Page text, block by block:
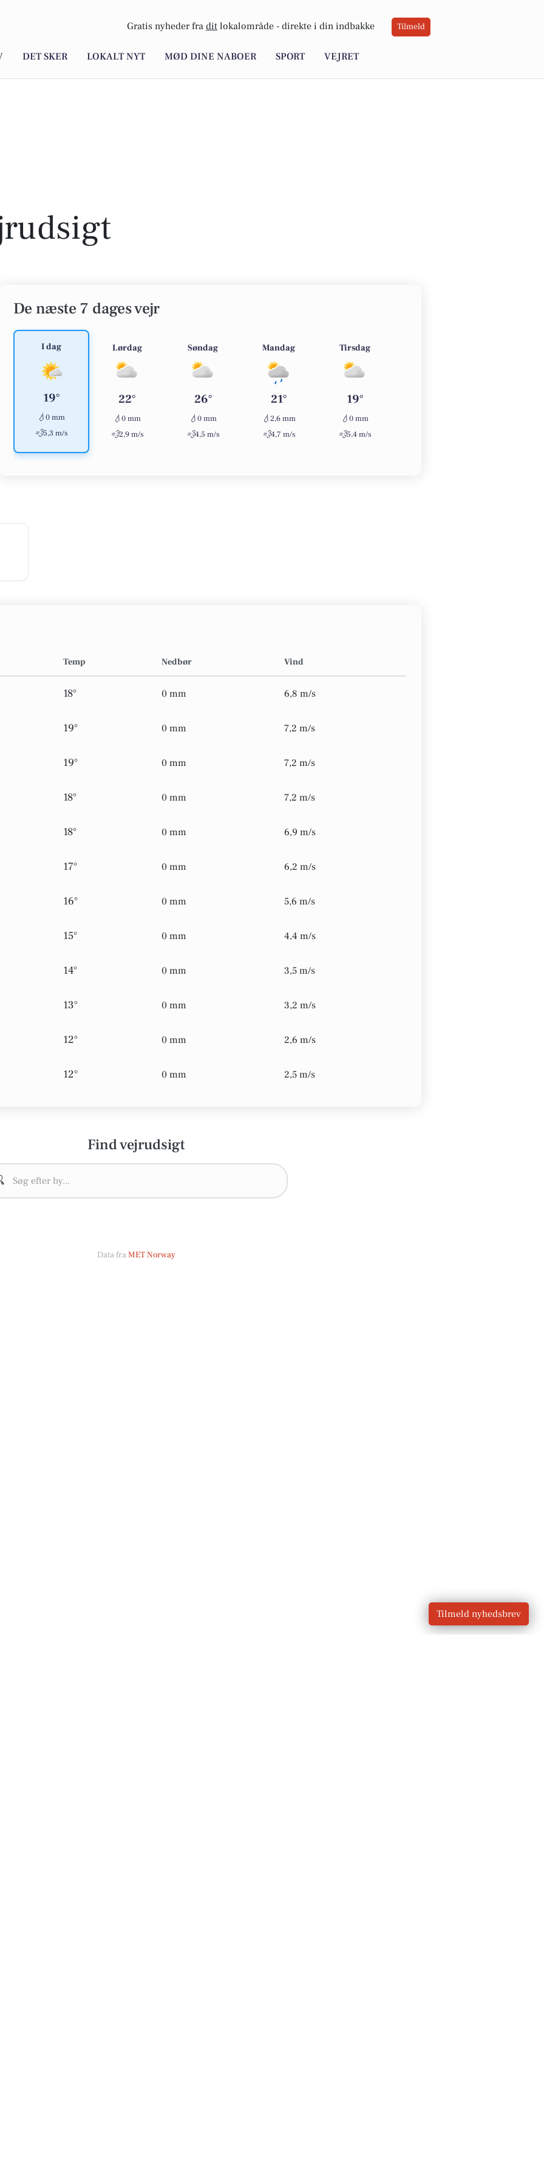
Gratis nyheder fra dit lokalområde - direkte i din indbakke Tilmeld
DET SKER LOKALT NYT MØD DINE NABOER SPORT VEJRET
De næste 7 dages vejr
I dag
19°
💧0 mm
💨5,3 m/s
Lørdag
22°
💧0 mm
💨2,9 m/s
Søndag
26°
💧0 mm
💨4,5 m/s
Mandag
21°
💧2,6 mm
💨4,7 m/s
Tirsdag
19°
💧0 mm
💨5,4 m/s
Temp Nedbør Vind
18° 0 mm 6,8 m/s
19° 0 mm 7,2 m/s
19° 0 mm 7,2 m/s
18° 0 mm 7,2 m/s
18° 0 mm 6,9 m/s
17° 0 mm 6,2 m/s
16° 0 mm 5,6 m/s
15° 0 mm 4,4 m/s
14° 0 mm 3,5 m/s
13° 0 mm 3,2 m/s
12° 0 mm 2,6 m/s
12° 0 mm 2,5 m/s
Find vejrudsigt
Data fraMET Norway
Tilmeld nyhedsbrev